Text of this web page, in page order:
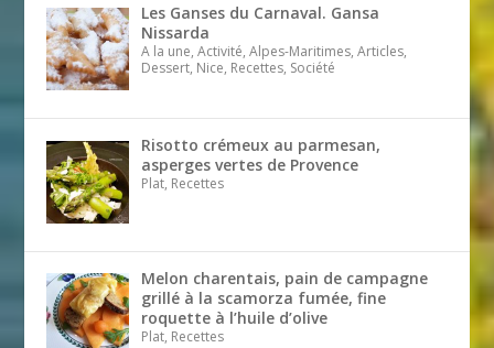
Les Ganses du Carnaval. Gansa
Nissarda
A la une, Activité, Alpes-Maritimes, Articles,
Dessert, Nice, Recettes, Société
Risotto crémeux au parmesan,
asperges vertes de Provence
Plat, Recettes
Melon charentais, pain de campagne
grillé à la scamorza fumée, fine
roquette à l’huile d’olive
Plat, Recettes